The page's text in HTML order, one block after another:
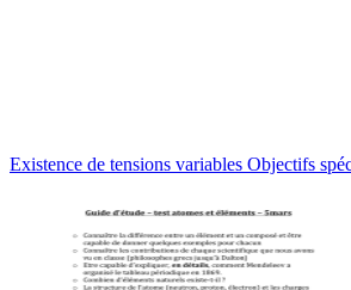
Existence de tensions variables Objectifs